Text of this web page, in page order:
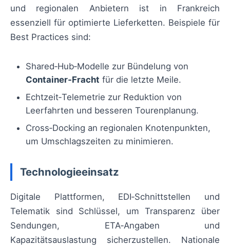
und regionalen Anbietern ist in Frankreich
essenziell für optimierte Lieferketten. Beispiele für
Best Practices sind:
Shared‑Hub‑Modelle zur Bündelung von
Container‑Fracht für die letzte Meile.
Echtzeit‑Telemetrie zur Reduktion von
Leerfahrten und besseren Tourenplanung.
Cross‑Docking an regionalen Knotenpunkten,
um Umschlagszeiten zu minimieren.
Technologieeinsatz
Digitale Plattformen, EDI‑Schnittstellen und
Telematik sind Schlüssel, um Transparenz über
Sendungen, ETA‑Angaben und
Kapazitätsauslastung sicherzustellen. Nationale